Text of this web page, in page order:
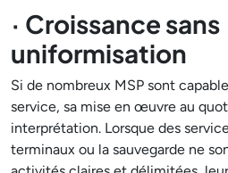
· Croissance sans
uniformisation
Si de nombreux MSP sont
service, sa mise en œuvre au
interprétation. Lorsque des
terminaux ou la sauvegarde ne